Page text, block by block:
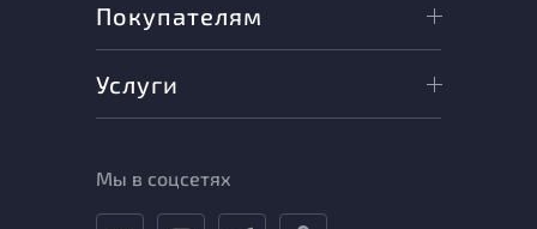
Покупателям
Услуги
Мы в соцсетях